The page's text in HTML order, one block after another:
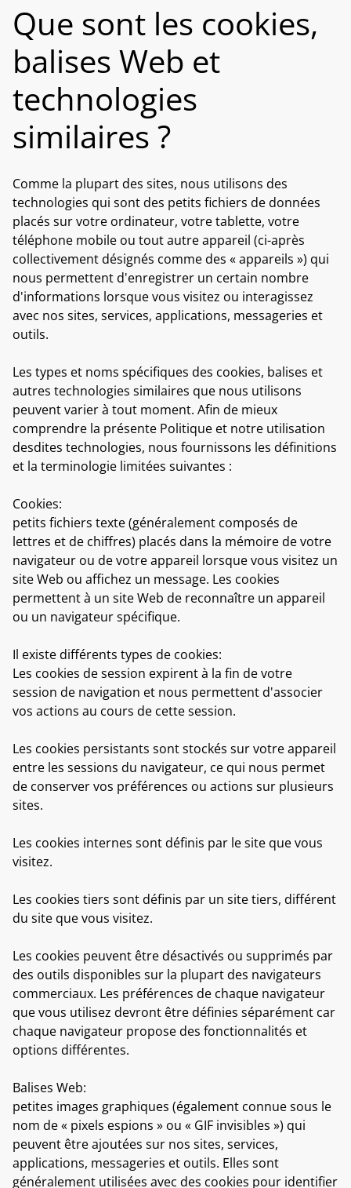
Que sont les cookies,
balises Web et
technologies
similaires ?
Comme la plupart des sites, nous utilisons des
technologies qui sont des petits fichiers de données
placés sur votre ordinateur, votre tablette, votre
téléphone mobile ou tout autre appareil (ci-après
collectivement désignés comme des « appareils ») qui
nous permettent d'enregistrer un certain nombre
d'informations lorsque vous visitez ou interagissez
avec nos sites, services, applications, messageries et
outils.
Les types et noms spécifiques des cookies, balises et
autres technologies similaires que nous utilisons
peuvent varier à tout moment. Afin de mieux
comprendre la présente Politique et notre utilisation
desdites technologies, nous fournissons les définitions
et la terminologie limitées suivantes :
Cookies:
petits fichiers texte (généralement composés de
lettres et de chiffres) placés dans la mémoire de votre
navigateur ou de votre appareil lorsque vous visitez un
site Web ou affichez un message. Les cookies
permettent à un site Web de reconnaître un appareil
ou un navigateur spécifique.
Il existe différents types de cookies:
Les cookies de session expirent à la fin de votre
session de navigation et nous permettent d'associer
vos actions au cours de cette session.
Les cookies persistants sont stockés sur votre appareil
entre les sessions du navigateur, ce qui nous permet
de conserver vos préférences ou actions sur plusieurs
sites.
Les cookies internes sont définis par le site que vous
visitez.
Les cookies tiers sont définis par un site tiers, différent
du site que vous visitez.
Les cookies peuvent être désactivés ou supprimés par
des outils disponibles sur la plupart des navigateurs
commerciaux. Les préférences de chaque navigateur
que vous utilisez devront être définies séparément car
chaque navigateur propose des fonctionnalités et
options différentes.
Balises Web:
petites images graphiques (également connue sous le
nom de « pixels espions » ou « GIF invisibles ») qui
peuvent être ajoutées sur nos sites, services,
applications, messageries et outils. Elles sont
généralement utilisées avec des cookies pour identifier